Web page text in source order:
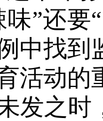
还要“
中找到
活动的
发之时